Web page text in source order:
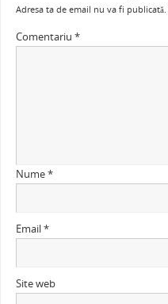
Adresa ta de email nu va fi publicată.
Comentariu *
Nume*
Email*
Site web